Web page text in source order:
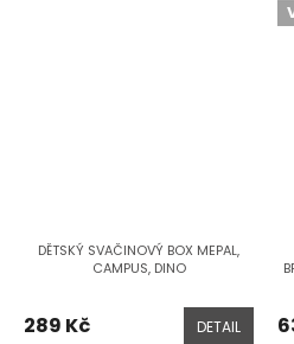
DĚTSKÝ SVAČINOVÝ BOX MEPAL,
CAMPUS, DINO
289 Kč DETAIL